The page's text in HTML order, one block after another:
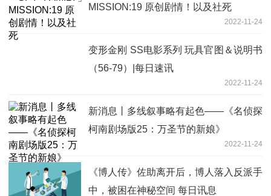
MISSION:19 原创剧情！以及社死
2022-11-24
变形金刚 SS电影系列 玩具官图＆说明书
（56-79）|每日速讯
2022-11-24
新消息丨多线叙事略有起色——《名侦探
柯南剧场版25：万圣节的新娘》
2022-11-24
《博人传》佐助离开后，博人落入反派手
中，被困在神秘空间 每日讯息